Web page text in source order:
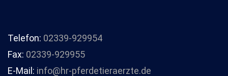
Telefon: 02339-929954
Fax: 02339-929955
E-Mail: info@hr-pferdetieraerzte.de